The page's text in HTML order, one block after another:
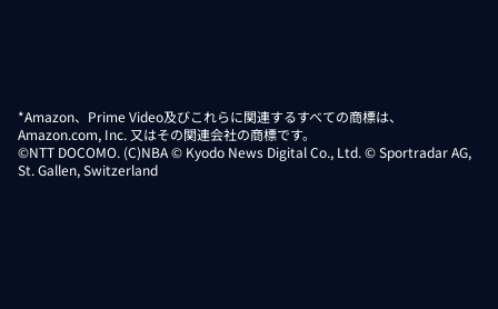
*Amazon、Prime Video及びこれらに関連するすべての商標は、
Amazon.com, Inc. 又はその関連会社の商標です。
©NTT DOCOMO. (C)NBA © Kyodo News Digital Co., Ltd. © Sportradar AG,
St. Gallen, Switzerland